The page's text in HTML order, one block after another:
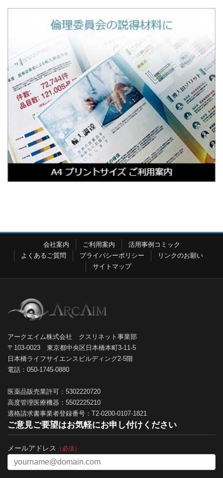
会社案内 ご利用案内
活用事例コミック
よくあるご質問
プライバシーポリシー
リンクのお願い
サイトマップ
アークエイム株式会社 クスリネット事業部
〒103-0023 東京都中央区日本橋本町3-11-5
日本橋ライフサイエンスビルディング2-5階
電話：050-1745-0880
医薬品販売業許可：5302220720
高度管理医療機器：5502225210
適格請求書事業者登録番号：T2-0200-0107-1821
ご意見ご要望はお気軽にお申し付けください
メールアドレス （必須）